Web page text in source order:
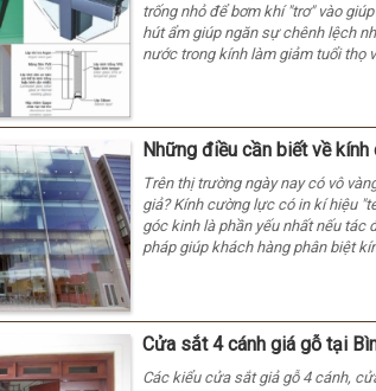
trống nhỏ để bơm khí "trơ" vào
hút ẩm giúp ngăn sự chênh lệch
nước trong kính làm giảm tuổi thọ
Những điều cần biết về
Trên thị trường ngày nay có vô
giả? Kính cường lực có in kí hiệu
góc kinh là phần yếu nhất nếu tác
pháp giúp khách hàng phân biệt
Cửa sắt 4 cánh giá gỗ tại
Các kiểu cửa sắt giả gỗ 4 cánh,